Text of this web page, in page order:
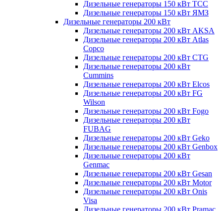
Дизельные генераторы 150 кВт ТСС
Дизельные генераторы 150 кВт ЯМЗ
Дизельные генераторы 200 кВт
Дизельные генераторы 200 кВт AKSA
Дизельные генераторы 200 кВт Atlas
Copco
Дизельные генераторы 200 кВт CTG
Дизельные генераторы 200 кВт
Cummins
Дизельные генераторы 200 кВт Elcos
Дизельные генераторы 200 кВт FG
Wilson
Дизельные генераторы 200 кВт Fogo
Дизельные генераторы 200 кВт
FUBAG
Дизельные генераторы 200 кВт Geko
Дизельные генераторы 200 кВт Genbox
Дизельные генераторы 200 кВт
Genmac
Дизельные генераторы 200 кВт Gesan
Дизельные генераторы 200 кВт Motor
Дизельные генераторы 200 кВт Onis
Visa
Дизельные генераторы 200 кВт Pramac